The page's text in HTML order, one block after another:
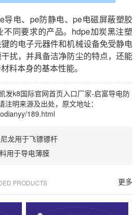
导电、pe防静电、pe电磁屏蔽塑胶
同要求的产品。hdpe加炭黑注塑
的电子元器件和机械设备免受静电
扰，并具备洁净防尘的特点，还能
料本身的基本性能。
发k8国际官网首页入口厂家-启富导电防
明来源及出处，原文地址：
189.html
龙用于飞镖镖杆
用于导电薄膜
更多
PRODUCTS